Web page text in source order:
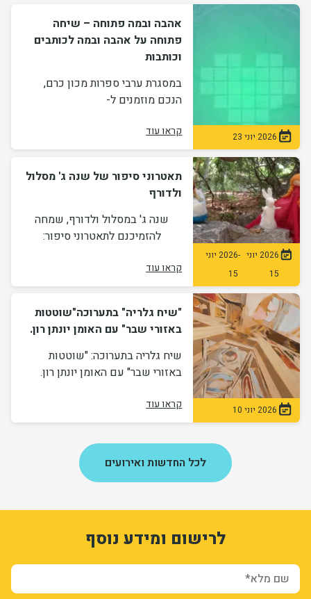
2026 יוני 23
אהבה ובמה פתוחה – שיחה
פתוחה על אהבה ובמה לכותבים
וכותבות
במסגרת ערבי ספרות מכון כרם,
הנכם מוזמנים ל-
קראו עוד
2026 יוני
15
-
2026 יוני
15
תאטרוני סיפור של שנה ג' מסלול
ולדורף
שנה ג' במסלול ולדורף, שמחה
להזמיכנם לתאטרוני סיפור:
קראו עוד
2026 יוני 10
"שיח גלריה" בתערוכה"שוטטות
באזורי שבר" עם האומן יונתן רון.
שיח גלריה בתערוכה: "שוטטות
באזורי שבר" עם האומן יונתן רון.
קראו עוד
לכל החדשות ואירועים
לרישום ומידע נוסף
שם מלא*
form-JRlLDEJmH9Ok219oQPjUFd1V6L6qWj9Zxe05FfKjy00
Fhsjxz3WIqQPGI-0YZvfIyE2dNmRlhUqdHKBatUb2ac